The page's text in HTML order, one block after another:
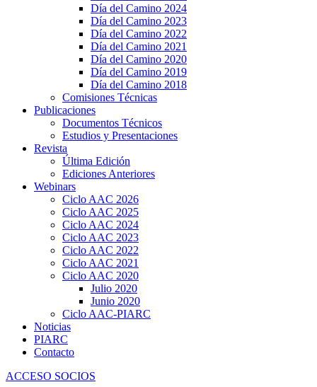
Día del Camino 2024
Día del Camino 2023
Día del Camino 2022
Día del Camino 2021
Día del Camino 2020
Día del Camino 2019
Día del Camino 2018
Comisiones Técnicas
Publicaciones
Documentos Técnicos
Estudios y Presentaciones
Revista
Última Edición
Ediciones Anteriores
Webinars
Ciclo AAC 2026
Ciclo AAC 2025
Ciclo AAC 2024
Ciclo AAC 2023
Ciclo AAC 2022
Ciclo AAC 2021
Ciclo AAC 2020
Julio 2020
Junio 2020
Ciclo AAC-PIARC
Noticias
PIARC
Contacto
ACCESO SOCIOS